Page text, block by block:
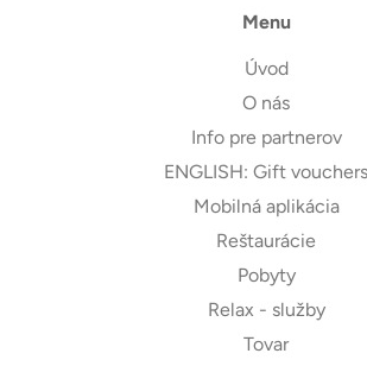
Menu
Úvod
O nás
Info pre partnerov
ENGLISH: Gift vouchers
Mobilná aplikácia
Reštaurácie
Pobyty
Relax - služby
Tovar